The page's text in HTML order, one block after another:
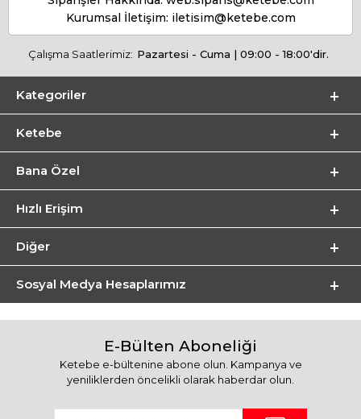
Kurumsal İletişim: iletisim@ketebe.com
Çalışma Saatlerimiz: Pazartesi - Cuma | 09:00 - 18:00'dir.
Kategoriler
Ketebe
Bana Özel
Hızlı Erişim
Diğer
Sosyal Medya Hesaplarımız
E-Bülten Aboneliği
Ketebe e-bültenine abone olun. Kampanya ve
yeniliklerden öncelikli olarak haberdar olun.